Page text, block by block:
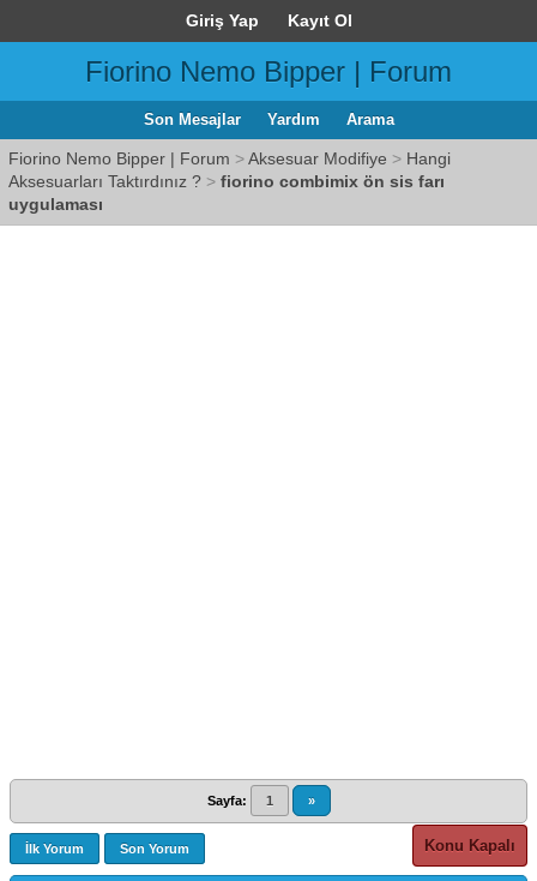
Giriş Yap Kayıt Ol
Fiorino Nemo Bipper | Forum
Son Mesajlar Yardım Arama
Fiorino Nemo Bipper | Forum >Aksesuar Modifiye > Hangi
Aksesuarları Taktırdınız ? > fiorino combimix ön sis farı
uygulaması
Sayfa: 1 »
İlk Yorum Son Yorum Konu Kapalı